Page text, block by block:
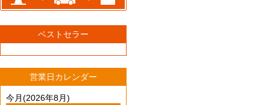
ベストセラー
営業日カレンダー
今月(2026年8月)